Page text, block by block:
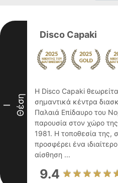
I Θέση
Disco Capaki
Η Disco Capaki
σημαντικά κέντρα
Παλαιά Επίδαυρο του
παρουσία στον χώρο
1981. Η τοποθεσία της,
προσφέρει ένα
αίσθηση ...
9.4